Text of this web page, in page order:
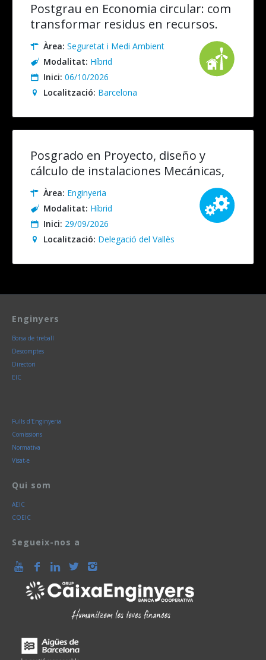
Postgrau en Economia circular: com
transformar residus en recursos.
Presencial/Online en Directe
Àrea: Seguretat i Medi Ambient
Modalitat: Híbrid
Inici: 06/10/2026
Localització: Barcelona
Posgrado en Proyecto, diseño y
cálculo de instalaciones Mecánicas,
Eléctricas y Especiales. Presencial
(recomendable)/Online
Àrea: Enginyeria
Modalitat: Híbrid
Inici: 29/09/2026
Localització: Delegació del Vallès
Enginyers
Borsa de treball
Descomptes
Directori
EIC
Fulls d'Enginyeria
Comissions
Normativa
Visat-e
Qui som
AEIC
COEIC
Segueix-nos a